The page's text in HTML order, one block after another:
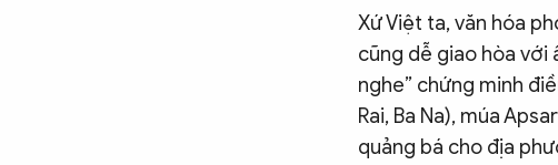
Xứ Việt ta, văn hóa
cũng dễ giao hòa với
nghe” chứng minh
Rai, Ba Na), múa
quảng bá cho địa